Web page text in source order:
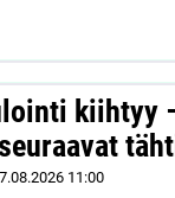
kiihtyy
11:00